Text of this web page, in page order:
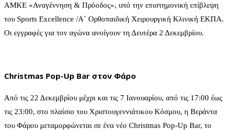
ΑMKE «Αναγέννηση & Πρόοδος», υπό την επιστημονική επίβλεψη
του Sports Excellence /Α΄ Ορθοπαιδική Χειρουργική Κλινική ΕΚΠΑ.
Οι εγγραφές για τον αγώνα ανοίγουν τη Δευτέρα 2 Δεκεμβρίου.
Christmas Pop-Up Bar στον Φάρο
Από τις 22 Δεκεμβρίου μέχρι και τις 7 Ιανουαρίου, από τις 17:00 έως
τις 23:00, στο πλαίσιο του Χριστουγεννιάτικου Κόσμου, η Bεράντα
του Φάρου μεταμορφώνεται σε ένα νέο Christmas Pop-Up Bar, το